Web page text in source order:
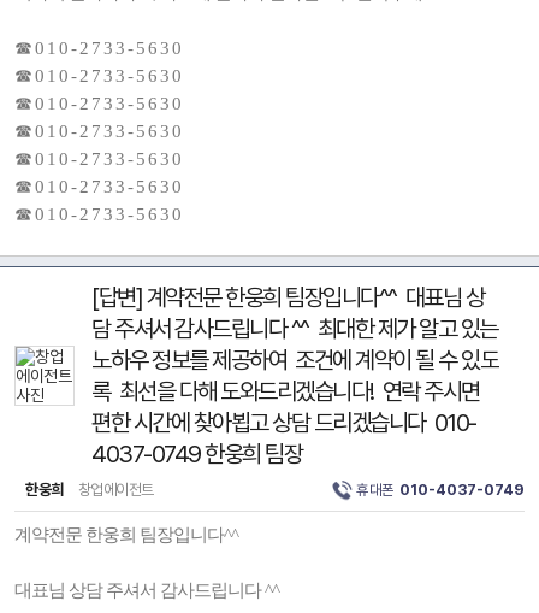
☎ 0 1 0 - 2 7 3 3 - 5 6 3 0
☎ 0 1 0 - 2 7 3 3 - 5 6 3 0
☎ 0 1 0 - 2 7 3 3 - 5 6 3 0
☎ 0 1 0 - 2 7 3 3 - 5 6 3 0
☎ 0 1 0 - 2 7 3 3 - 5 6 3 0
☎ 0 1 0 - 2 7 3 3 - 5 6 3 0
☎ 0 1 0 - 2 7 3 3 - 5 6 3 0
[답변] 계약전문 한웅희 팀장입니다^^ 대표님 상
담 주셔서 감사드립니다 ^^ 최대한 제가 알고 있는
노하우 정보를 제공하여 조건에 계약이 될 수 있도
록 최선을 다해 도와드리겠습니다! 연락 주시면
편한 시간에 찾아뵙고 상담 드리겠습니다 010-
4037-0749 한웅희 팀장
한웅희 창업에이전트 휴대폰 010-4037-0749
계약전문 한웅희 팀장입니다^^
대표님 상담 주셔서 감사드립니다 ^^